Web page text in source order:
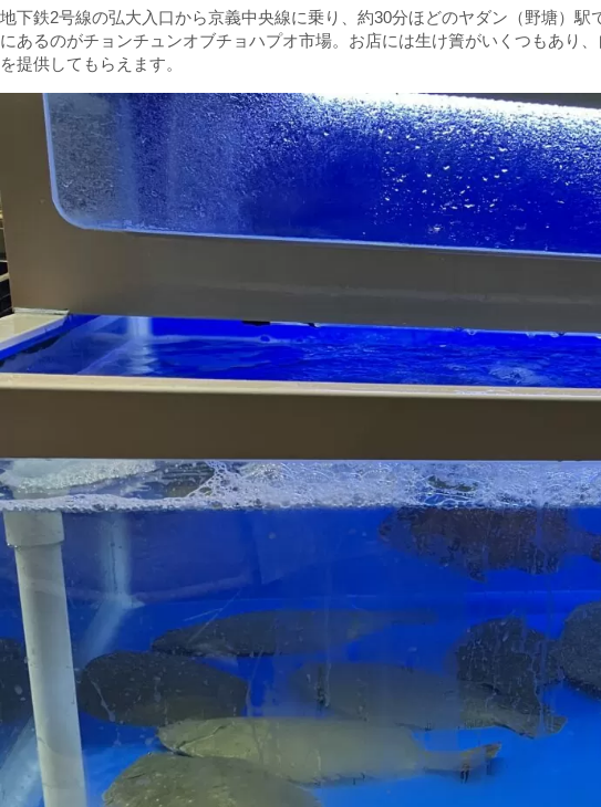
地下鉄2号線の弘大入口から京義中央線に乗り、約30分ほどのヤダン（野塘）
にあるのがチョンチュンオブチョハプオ市場。お店には生け簀がいくつもあり
を提供してもらえます。